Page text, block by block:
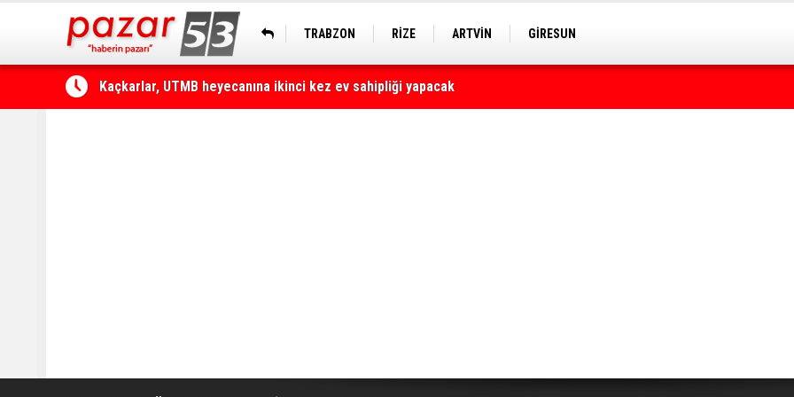
TRABZON RİZE ARTVİN GİRESUN
Çamlıhemşin'de otomobilin üzerine kaya düştü: 1 yaralı